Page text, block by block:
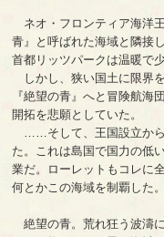
ネオ・フロンティア海洋
青』と呼ばれた海域と隣接
首都リッツパークは温暖で
しかし、狭い国土に限界
『絶望の青』へと冒険航海
開拓を悲願としていた。
……そして、王国設立から
た。これは島国で国力の低
業だ。ローレットもコレに
何とかこの海域を制覇した。
絶望の青。荒れ狂う波濤